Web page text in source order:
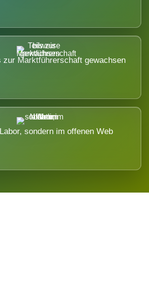
zur Marktführerschaft gewachsen
sondern im offenen Web